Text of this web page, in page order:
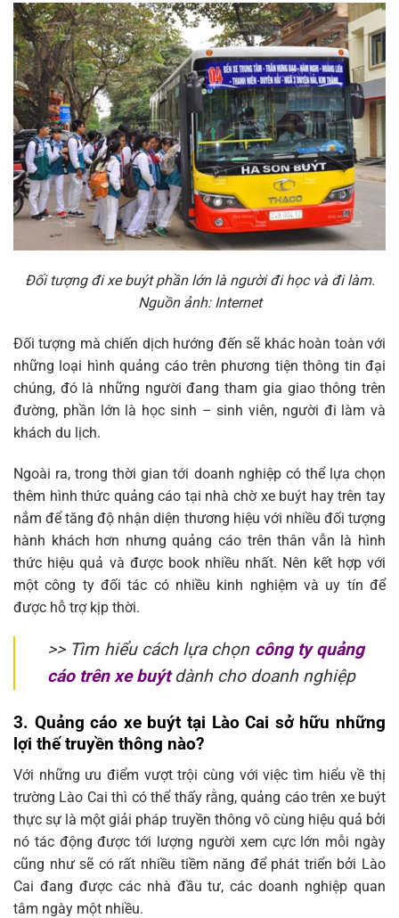
Đối tượng đi xe buýt phần lớn là người đi học và đi làm.
Nguồn ảnh: Internet
Đối tượng mà chiến dịch hướng đến sẽ khác hoàn toàn với
những loại hình quảng cáo trên phương tiện thông tin đại
chúng, đó là những người đang tham gia giao thông trên
đường, phần lớn là học sinh – sinh viên, người đi làm và
khách du lịch.
Ngoài ra, trong thời gian tới doanh nghiệp có thể lựa chọn
thêm hình thức quảng cáo tại nhà chờ xe buýt hay trên tay
nắm để tăng độ nhận diện thương hiệu với nhiều đối tượng
hành khách hơn nhưng quảng cáo trên thân vẫn là hình
thức hiệu quả và được book nhiều nhất. Nên kết hợp với
một công ty đối tác có nhiều kinh nghiệm và uy tín để
được hỗ trợ kịp thời.
>> Tìm hiểu cách lựa chọn công ty quảng
cáo trên xe buýtdành cho doanh nghiệp
3. Quảng cáo xe buýt tại Lào Cai sở hữu những
lợi thế truyền thông nào?
Với những ưu điểm vượt trội cùng với việc tìm hiểu về thị
trường Lào Cai thì có thể thấy rằng, quảng cáo trên xe buýt
thực sự là một giải pháp truyền thông vô cùng hiệu quả bởi
nó tác động được tới lượng người xem cực lớn mỗi ngày
cũng như sẽ có rất nhiều tiềm năng để phát triển bởi Lào
Cai đang được các nhà đầu tư, các doanh nghiệp quan
tâm ngày một nhiều.